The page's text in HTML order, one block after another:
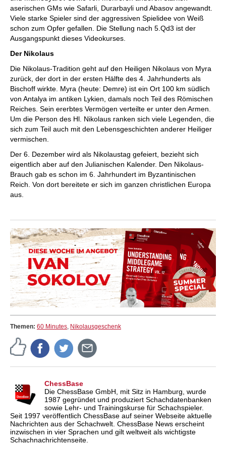
aserischen GMs wie Safarli, Durarbayli und Abasov angewandt.
Viele starke Spieler sind der aggressiven Spielidee von Weiß
schon zum Opfer gefallen. Die Stellung nach 5.Qd3 ist der
Ausgangspunkt dieses Videokurses.
Der Nikolaus
Die Nikolaus-Tradition geht auf den Heiligen Nikolaus von Myra
zurück, der dort in der ersten Hälfte des 4. Jahrhunderts als
Bischoff wirkte. Myra (heute: Demre) ist ein Ort 100 km südlich
von Antalya im antiken Lykien, damals noch Teil des Römischen
Reiches. Sein ererbtes Vermögen verteilte er unter den Armen.
Um die Person des Hl. Nikolaus ranken sich viele Legenden, die
sich zum Teil auch mit den Lebensgeschichten anderer Heiliger
vermischen.
Der 6. Dezember wird als Nikolaustag gefeiert, bezieht sich
eigentlich aber auf den Julianischen Kalender. Den Nikolaus-
Brauch gab es schon im 6. Jahrhundert im Byzantinischen
Reich. Von dort bereitete er sich im ganzen christlichen Europa
aus.
Themen: 60 Minutes, Nikolausgeschenk
ChessBase
Die ChessBase GmbH, mit Sitz in Hamburg, wurde
1987 gegründet und produziert Schachdatenbanken
sowie Lehr- und Trainingskurse für Schachspieler.
Seit 1997 veröffentlich ChessBase auf seiner Webseite aktuelle
Nachrichten aus der Schachwelt. ChessBase News erscheint
inzwischen in vier Sprachen und gilt weltweit als wichtigste
Schachnachrichtenseite.